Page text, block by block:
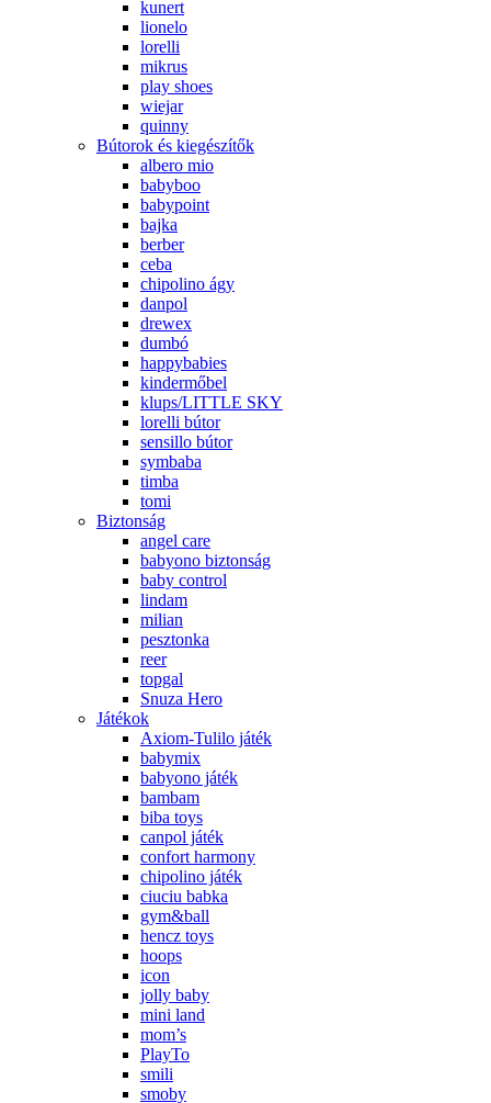
kunert
lionelo
lorelli
mikrus
play shoes
wiejar
quinny
Bútorok és kiegészítők
albero mio
babyboo
babypoint
bajka
berber
ceba
chipolino ágy
danpol
drewex
dumbó
happybabies
kindermőbel
klups/LITTLE SKY
lorelli bútor
sensillo bútor
symbaba
timba
tomi
Biztonság
angel care
babyono biztonság
baby control
lindam
milian
pesztonka
reer
topgal
Snuza Hero
Játékok
Axiom-Tulilo játék
babymix
babyono játék
bambam
biba toys
canpol játék
confort harmony
chipolino játék
ciuciu babka
gym&ball
hencz toys
hoops
icon
jolly baby
mini land
mom’s
PlayTo
smili
smoby